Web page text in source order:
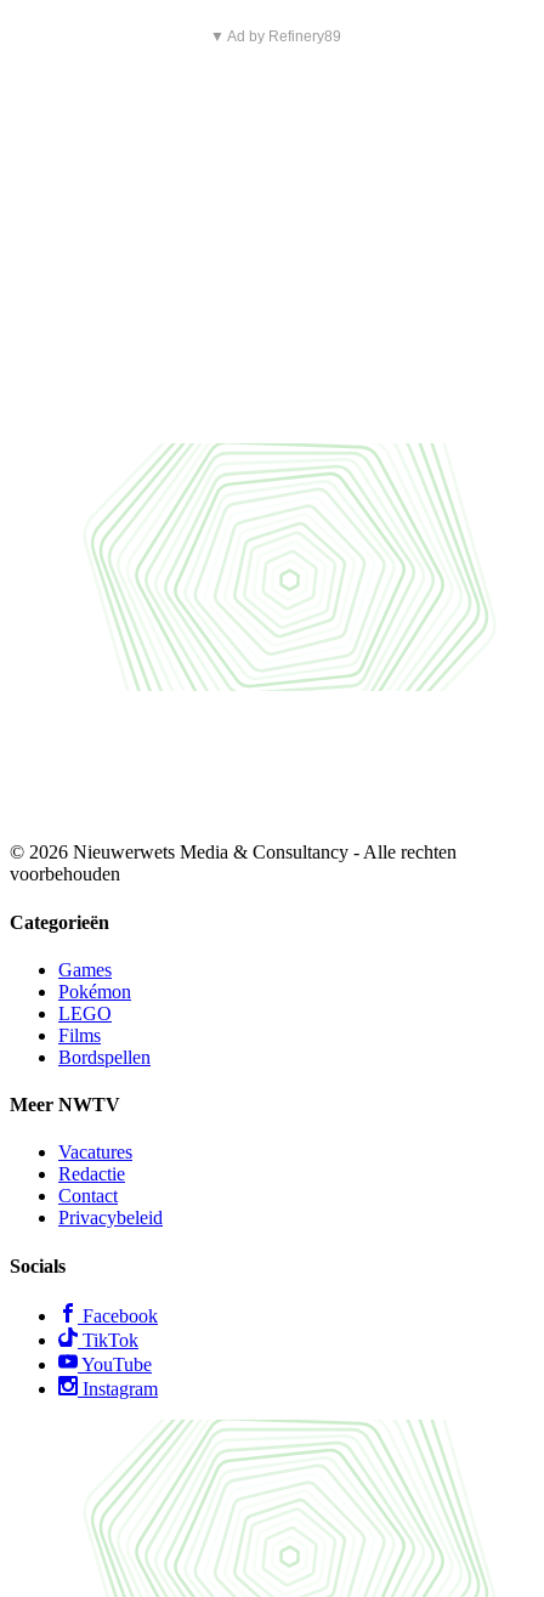
▼ Ad by Refinery89
© 2026 Nieuwerwets Media & Consultancy - Alle rechten
voorbehouden
Categorieën
Games
Pokémon
LEGO
Films
Bordspellen
Meer NWTV
Vacatures
Redactie
Contact
Privacybeleid
Socials
Facebook
TikTok
YouTube
Instagram